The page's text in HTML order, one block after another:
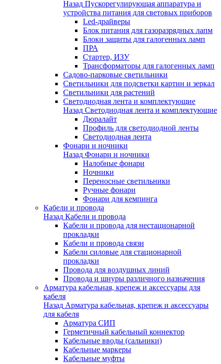
Назад Пускорегулирующая аппаратура и
устройства питания для световых приборов
Led-драйверы
Блок питания для газоразрядных лапм
Блоки защиты для галогенных ламп
ПРА
Стартер, ИЗУ
Трансформаторы для галогенных ламп
Садово-парковые светильники
Светильники для подсветки картин и зеркал
Светильники для растений
Светодиодная лента и комплектующие
Назад Светодиодная лента и комплектующие
Дюралайт
Профиль для светодиодной ленты
Светодиодная лента
Фонари и ночники
Назад Фонари и ночники
Налобные фонари
Ночники
Переносные светильники
Ручные фонари
Фонари для кемпинга
Кабели и провода
Назад Кабели и провода
Кабели и провода для нестационарной
прокладки
Кабели и провода связи
Кабели силовые для стационарной
прокладки
Провода для воздушных линий
Провода и шнуры различного назначения
Арматура кабельная, крепеж и аксессуары для
кабеля
Назад Арматура кабельная, крепеж и аксессуары
для кабеля
Арматура СИП
Герметичный кабельный коннектор
Кабельные вводы (сальники)
Кабельные маркеры
Кабельные муфты